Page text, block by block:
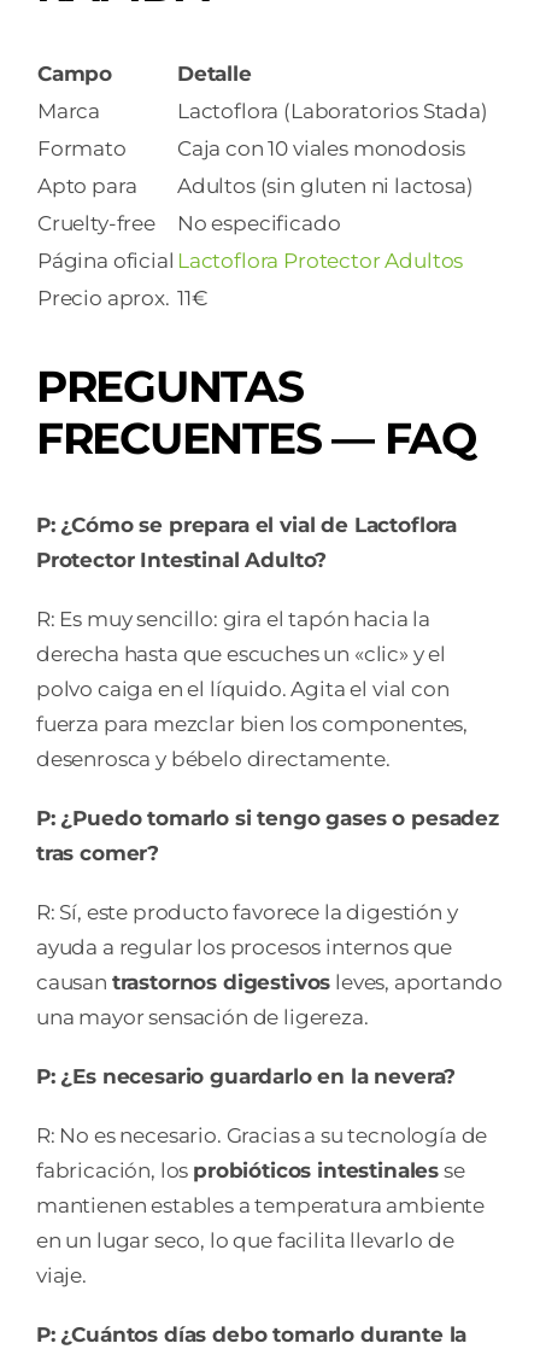
Campo
Detalle
Marca
Lactoflora (Laboratorios Stada)
Formato
Caja con 10 viales monodosis
Apto para
Adultos (sin gluten ni lactosa)
Cruelty-free
No especificado
Página oficial Lactoflora Protector Adultos
Precio aprox. 11€
PREGUNTAS
FRECUENTES — FAQ
P: ¿Cómo se prepara el vial de Lactoflora
Protector Intestinal Adulto?
R: Es muy sencillo: gira el tapón hacia la
derecha hasta que escuches un «clic» y el
polvo caiga en el líquido. Agita el vial con
fuerza para mezclar bien los componentes,
desenrosca y bébelo directamente.
P: ¿Puedo tomarlo si tengo gases o pesadez
tras comer?
R: Sí, este producto favorece la digestión y
ayuda a regular los procesos internos que
causan trastornos digestivos leves, aportando
una mayor sensación de ligereza.
P: ¿Es necesario guardarlo en la nevera?
R: No es necesario. Gracias a su tecnología de
fabricación, los probióticos intestinales se
mantienen estables a temperatura ambiente
en un lugar seco, lo que facilita llevarlo de
viaje.
P: ¿Cuántos días debo tomarlo durante la